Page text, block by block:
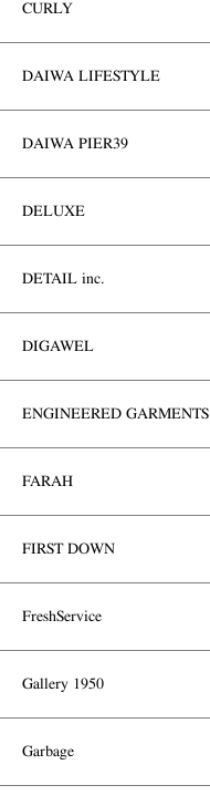
CURLY
DAIWA LIFESTYLE
DAIWA PIER39
DELUXE
DETAIL inc.
DIGAWEL
ENGINEERED GARMENTS
FARAH
FIRST DOWN
FreshService
Gallery 1950
Garbage